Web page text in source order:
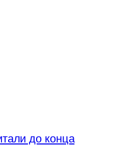
до конца